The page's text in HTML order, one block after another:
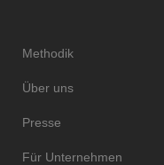
Methodik
Über uns
Presse
Für Unternehmen